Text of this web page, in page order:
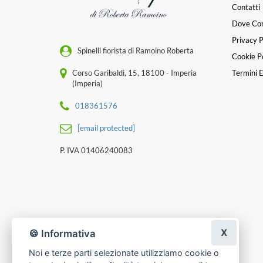
Spinelli fiorista di Ramoino Roberta
Corso Garibaldi, 15, 18100 - Imperia
(Imperia)
018361576
[email protected]
P. IVA 01406240083
Contatti
Dove
Privacy
Cookie
Termini
🍪 Informativa
Noi e terze parti selezionate utilizziamo cookie o
X